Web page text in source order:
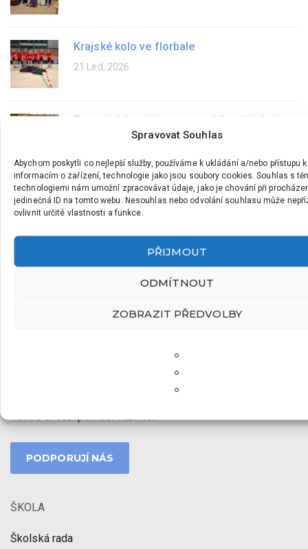
Spravovat Souhlas
Abychom poskytli co nejlepší služby, používáme k ukládání a/nebo přístupu k
informacím o zařízení, technologie jako jsou soubory cookies. Souhlas s
technologiemi nám umožní zpracovávat údaje, jako je chování při
jedinečná ID na tomto webu. Nesouhlas nebo odvolání souhlasu může
ovlivnit určité vlastnosti a funkce.
PŘIJMOUT
ODMÍTNOUT
ZOBRAZIT PŘEDVOLBY
Krajské kolo ve florbale
21 Led, 2026
Turnaj v házené – sportovní čtvrtek plný
napětí a radosti
11 Pro, 2025
Kontakty ZŠ
Velice si vaší pomoci vážíme.
PODPORUJÍ NÁS
ŠKOLA
Školská rada